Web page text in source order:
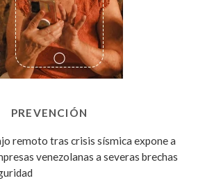
PREVENCIÓN
remoto tras crisis sísmica expone a
venezolanas a severas brechas